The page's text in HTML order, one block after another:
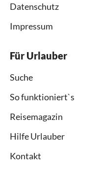
Datenschutz
Impressum
Für Urlauber
Suche
So funktioniert`s
Reisemagazin
Hilfe Urlauber
Kontakt